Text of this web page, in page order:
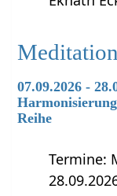
Meditation
07.09.2026 -
Reihe
Termine: